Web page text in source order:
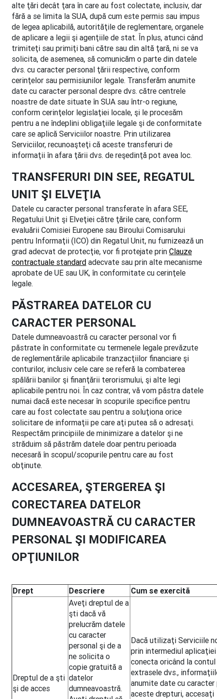
alte ţări decât ţara în care au fost colectate, inclusiv, dar
fără a se limita la SUA, după cum este permis sau impus
de legea aplicabilă, autorităţile de reglementare, organele
de aplicare a legii şi agenţiile de stat. În plus, atunci când
trimiteţi sau primiţi bani către sau din altă ţară, ni se va
solicita, de asemenea, să comunicăm o parte din datele
dvs. cu caracter personal ţării respective, conform
cerinţelor sau permisiunilor legale. Transferăm anumite
date cu caracter personal despre dvs. către centrele
noastre de date situate în SUA sau într-o regiune,
conform cerinţelor legislaţiei locale, şi le procesăm
pentru a ne îndeplini obligaţiile legale şi de conformitate
care se aplică Serviciilor noastre. Prin utilizarea
Serviciilor, recunoaşteţi că aceste transferuri de
informaţii în afara ţării dvs. de reşedinţă pot avea loc.
TRANSFERURI DIN SEE, REGATUL
UNIT ŞI ELVEŢIA
Datele cu caracter personal transferate în afara SEE,
Regatului Unit şi Elveţiei către ţările care, conform
evaluării Comisiei Europene sau Biroului Comisarului
pentru Informaţii (ICO) din Regatul Unit, nu furnizează un
grad adecvat de protecţie, vor fi protejate prin Clauze
contractuale standard adecvate sau prin alte mecanisme
aprobate de UE sau UK, în conformitate cu cerinţele
legale.
PĂSTRAREA DATELOR CU
CARACTER PERSONAL
Datele dumneavoastră cu caracter personal vor fi
păstrate în conformitate cu termenele legale prevăzute
de reglementările aplicabile tranzacţiilor financiare şi
conturilor, inclusiv cele care se referă la combaterea
spălării banilor şi finanţării terorismului, şi alte legi
aplicabile pentru noi. În caz contrar, vă vom păstra datele
numai dacă este necesar în scopurile specifice pentru
care au fost colectate sau pentru a soluţiona orice
solicitare de informaţii pe care aţi putea să o adresaţi.
Respectăm principiile de minimizare a datelor şi ne
străduim să păstrăm datele doar pentru perioada
necesară în scopul/scopurile pentru care au fost
obţinute.
ACCESAREA, ŞTERGEREA ŞI
CORECTAREA DATELOR
DUMNEAVOASTRĂ CU CARACTER
PERSONAL ŞI MODIFICAREA
OPŢIUNILOR
Drept Descriere Cum se exercită
Dreptul de a şti
şi de acces
Aveţi dreptul de a
şti dacă vă
prelucrăm datele
cu caracter
personal şi de a
ne solicita o
copie gratuită a
datelor
dumneavoastră.
Dacă utilizaţi Serviciile
prin intermediul
conecta oricând la
extrasele dvs.,
anumite date cu
aceste drepturi, accesaţi